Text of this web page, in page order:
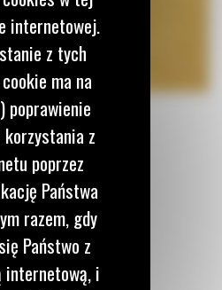
W KONTAKCIE
internetowej.
z tych
ma na
poprawienie
z
poprzez
Państwa
razem, gdy
Państwo z
internetową, i